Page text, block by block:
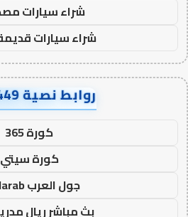
شراء سيارات
شراء سيارات
روابط نصية AA67449
كورة 365
كورة سيتي
جول العرب goalarab
بث مباشر ريال